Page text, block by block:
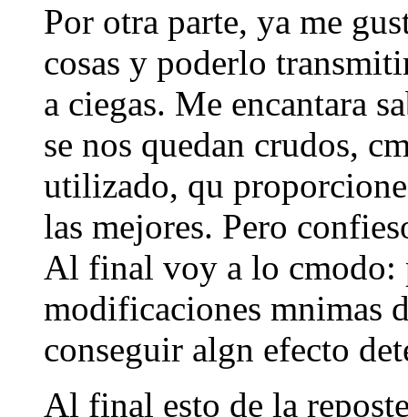
Por otra parte, ya me
cosas y poderlo
a ciegas. Me encantara
se nos quedan crudos,
utilizado, qu
las mejores. Pero
Al final voy a lo cmodo:
modificaciones mnimas
conseguir algn efecto
Al final esto de la